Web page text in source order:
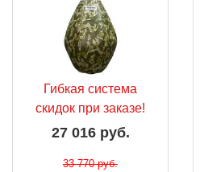
Гибкая система
скидок при заказе!
27 016 руб.
33 770 руб.